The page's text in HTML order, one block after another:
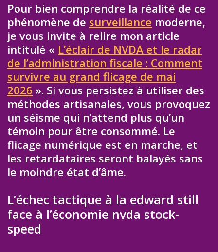
Pour bien comprendre la réalité de ce
phénomène de surveillance moderne,
je vous invite à relire mon article
intitulé « L’éclair de NVDA et le radar
de l’administration fiscale : Comment
survivre au grand flicage de mai
2026 ». Si vous persistez à utiliser des
méthodes artisanales, vous provoquez
un séisme qui n’attend plus qu’un
témoin pour être consommé. Le
flicage numérique est en marche, et
les retardataires seront balayés sans
le moindre état d’âme.
L’échec tactique à la edward still
face à l’économie nvda stock-
speed